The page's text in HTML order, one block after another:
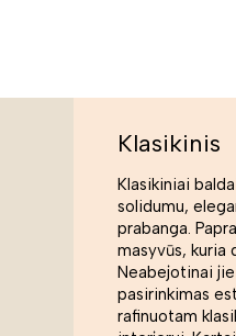
Klasikinis
Klasikiniai
solidumu,
prabanga.
masyvūs, kuria
Neabejotinai
pasirinkimas
rafinuotam